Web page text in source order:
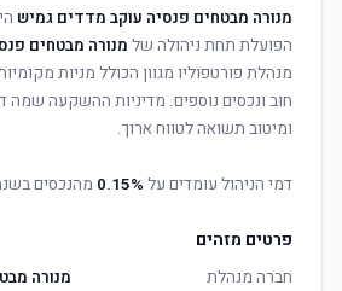
מנורה מבטחים פנסיה עוקב מדדים גמיש
הפועלת תחת ניהולה שלמנורה מבטחים
מנהלת פורטפוליו מגוון הכולל מניות
חוב ונכסים נוספים. מדיניות ההשקעה שמה
ומיטוב תשואה לטווח ארוך.
דמי הניהול עומדים על 0.15% מהנכסים
פרטים מזהים
חברה מנהלת
מנורה